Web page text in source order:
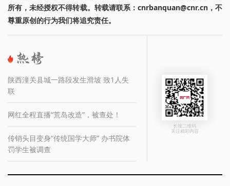
所有，未经授权不得转载。转载请联系：cnrbanquan@cnr.cn，不
尊重原创的行为我们将追究责任。
陕西潼关县城一路段发生滑坡 致1人失
联
网红全程直播“荒岛改造”，被查处！
传销头目变身“传统国学大师” 办书院体
罚学生被调查
长按二维码
关注精彩内容